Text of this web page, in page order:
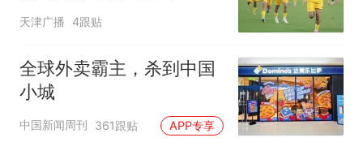
天津广播 4跟贴
全球外卖霸主，杀到中国
小城
中国新闻周刊 361跟贴 APP专享